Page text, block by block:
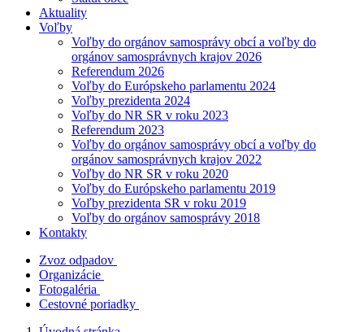
Aktuality
Voľby
Voľby do orgánov samosprávy obcí a voľby do
orgánov samosprávnych krajov 2026
Referendum 2026
Voľby do Európskeho parlamentu 2024
Voľby prezidenta 2024
Voľby do NR SR v roku 2023
Referendum 2023
Voľby do orgánov samosprávy obcí a voľby do
orgánov samosprávnych krajov 2022
Voľby do NR SR v roku 2020
Voľby do Európskeho parlamentu 2019
Voľby prezidenta SR v roku 2019
Voľby do orgánov samosprávy 2018
Kontakty
Zvoz odpadov
Organizácie
Fotogaléria
Cestovné poriadky